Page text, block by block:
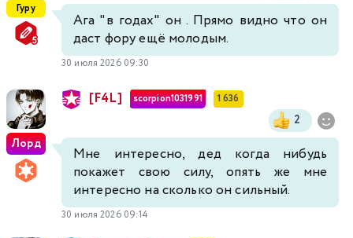
Гуру
Ага "в годах" он . Прямо видно что он
даст фору ещё молодым.
30 июля 2026 09:30
Лорд
[F4L] scorpion1031991 1 636
2
Мне интересно, дед когда нибудь
покажет свою силу, опять же мне
интересно на сколько он сильный.
30 июля 2026 09:14